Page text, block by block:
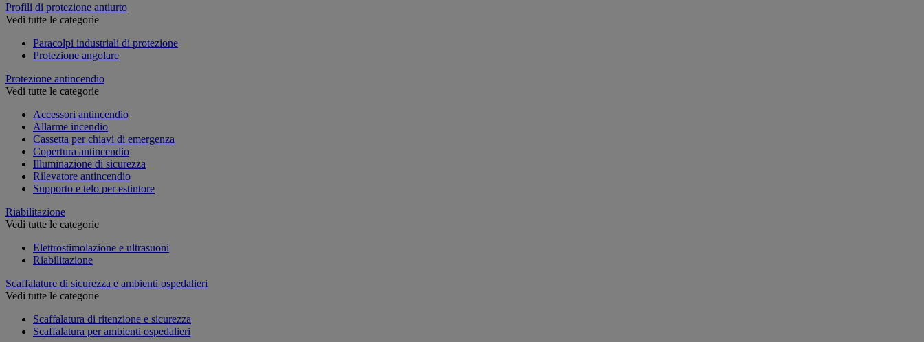
Profili di protezione antiurto
Vedi tutte le categorie
Paracolpi industriali di protezione
Protezione angolare
Protezione antincendio
Vedi tutte le categorie
Accessori antincendio
Allarme incendio
Cassetta per chiavi di emergenza
Copertura antincendio
Illuminazione di sicurezza
Rilevatore antincendio
Supporto e telo per estintore
Riabilitazione
Vedi tutte le categorie
Elettrostimolazione e ultrasuoni
Riabilitazione
Scaffalature di sicurezza e ambienti ospedalieri
Vedi tutte le categorie
Scaffalatura di ritenzione e sicurezza
Scaffalatura per ambienti ospedalieri